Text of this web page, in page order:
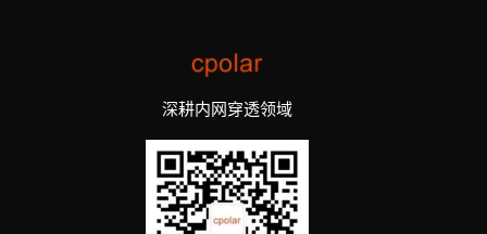
深耕内网穿透领域